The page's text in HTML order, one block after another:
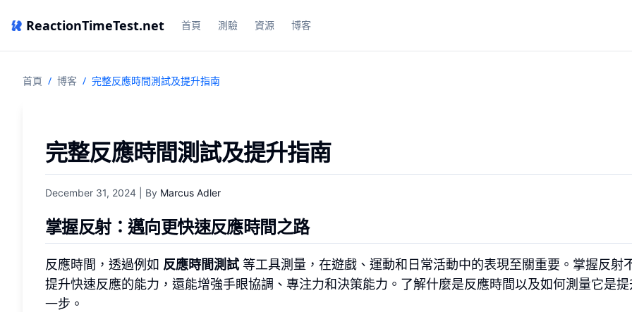
ReactionTimeTest.net 首頁 測驗 資源 博客
首頁 / 博客 / 完整反應時間測試及提升指南
完整反應時間測試及提升指南
December 31, 2024 | By Marcus Adler
掌握反射：邁向更快速反應時間之路
反應時間，透過例如 反應時間測試 等工具測量，在遊戲、運動和日常活動中的表現至關重要。掌握反射
提升快速反應的能力，還能增強手眼協調、專注力和決策能力。了解什麼是反應時間以及如何測量它是
一步。